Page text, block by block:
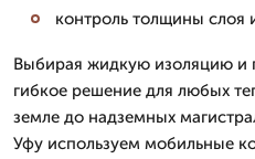
контроль толщины слоя
Выбирая жидкую изоляцию и
гибкое решение для любых
земле до надземных
Уфу используем мобильные